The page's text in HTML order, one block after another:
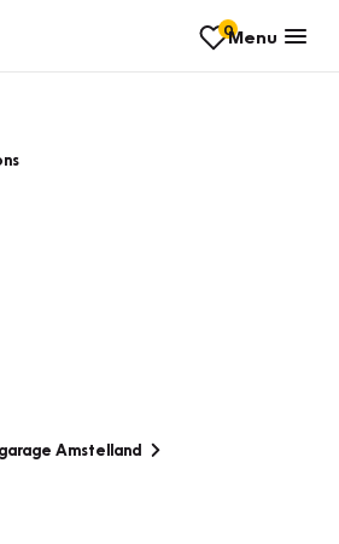
0Menu
Amstelland